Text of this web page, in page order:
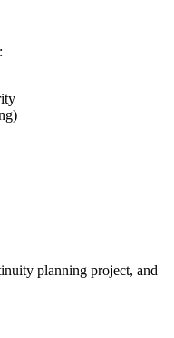
planning project, and